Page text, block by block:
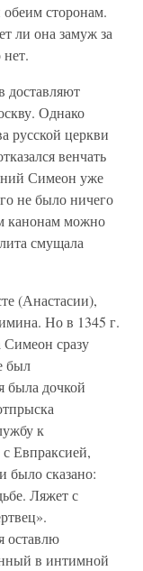
сторонам.
ли она замуж за
доставляют
Однако
русской церкви
венчать
Симеон уже
не было ничего
канонам можно
смущала
(Анастасии),
Но в 1345 г.
Симеон сразу
был
была дочкой
к
Евпраксией,
было сказано:
Ляжет с
оставлю
в интимной